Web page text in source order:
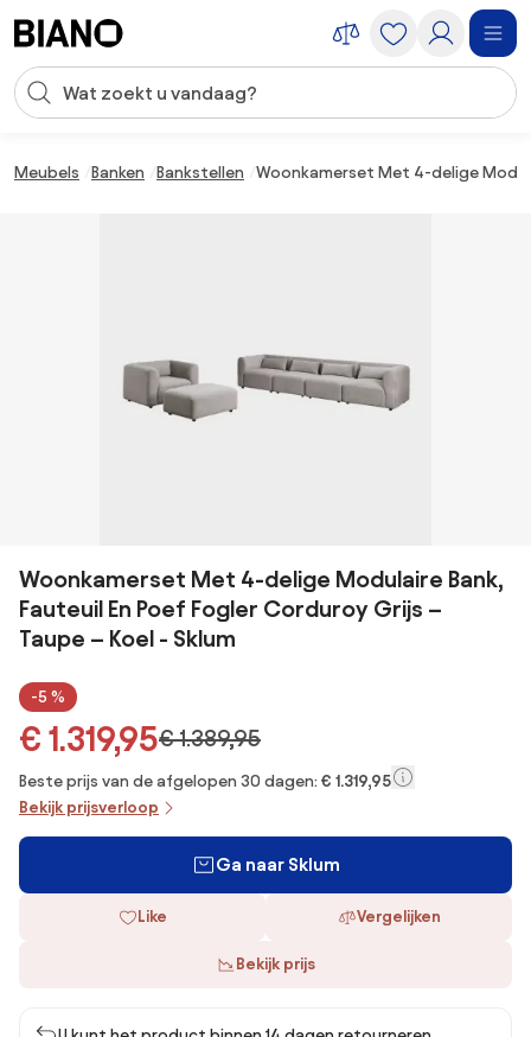
Zoekopdracht invoeren
Meubels Banken Bankstellen Woonkamerset Met 4-delige
Woonkamerset Met 4-delige Modulaire Bank,
Fauteuil En Poef Fogler Corduroy Grijs –
Taupe – Koel - Sklum
-5 %
€ 1.319,95€ 1.389,95
Beste prijs van de afgelopen 30 dagen: € 1.319,95
Bekijk prijsverloop
Ga naar Sklum
Like Vergelijken
Bekijk prijs